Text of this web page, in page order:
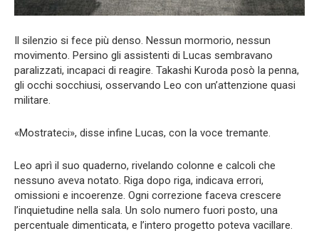
Il silenzio si fece più denso. Nessun mormorio, nessun
movimento. Persino gli assistenti di Lucas sembravano
paralizzati, incapaci di reagire. Takashi Kuroda posò la penna,
gli occhi socchiusi, osservando Leo con un’attenzione quasi
militare.
«Mostrateci», disse infine Lucas, con la voce tremante.
Leo aprì il suo quaderno, rivelando colonne e calcoli che
nessuno aveva notato. Riga dopo riga, indicava errori,
omissioni e incoerenze. Ogni correzione faceva crescere
l’inquietudine nella sala. Un solo numero fuori posto, una
percentuale dimenticata, e l’intero progetto poteva vacillare.